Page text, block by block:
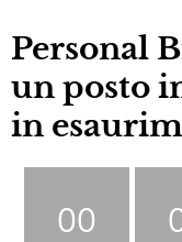
Personal
un posto
in
00